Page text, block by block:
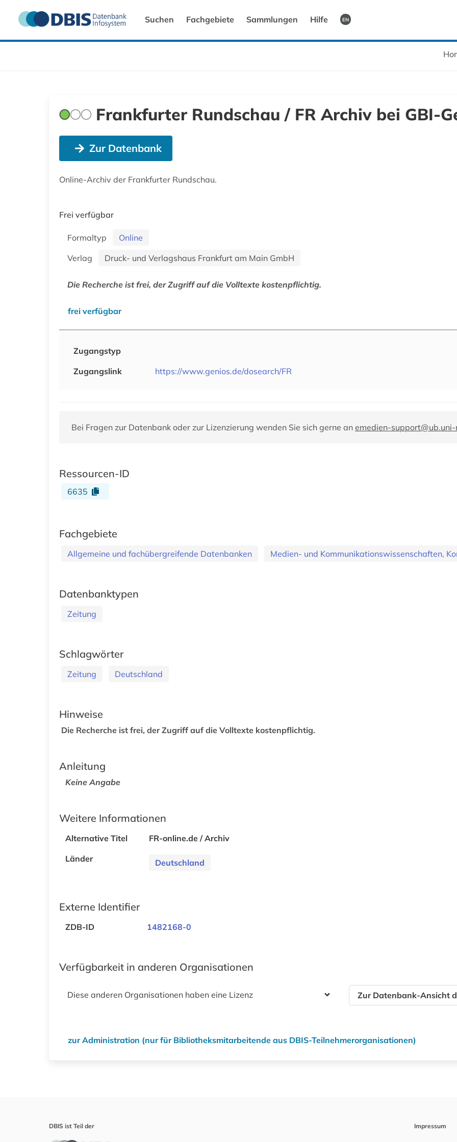
Suchen Fachgebiete Sammlungen Hilfe EN
Frankfurter Rundschau / FR Archiv bei GBI-
Zur Datenbank
Online-Archiv der Frankfurter Rundschau.
Frei verfügbar
Formaltyp
Online
Verlag
Druck- und Verlagshaus Frankfurt am Main GmbH
Die Recherche ist frei, der Zugriff auf die Volltexte kostenpflichtig.
frei verfügbar
Zugangstyp
Zugangslink
https://www.genios.de/dosearch/FR
Bei Fragen zur Datenbank oder zur Lizenzierung wenden Sie sich gerne an emedien-support@ub.uni-
Ressourcen-ID
6635
Fachgebiete
Allgemeine und fachübergreifende Datenbanken Medien- und Kommunikationswissenschaften,
Datenbanktypen
Zeitung
Schlagwörter
Zeitung Deutschland
Hinweise
Die Recherche ist frei, der Zugriff auf die Volltexte kostenpflichtig.
Anleitung
Keine Angabe
Weitere Informationen
Alternative Titel
FR-online.de / Archiv
Länder
Deutschland
Externe Identifier
ZDB-ID 1482168-0
Verfügbarkeit in anderen Organisationen
Diese anderen Organisationen haben eine Lizenz Zur Datenbank-Ansicht
zur Administration (nur für Bibliotheksmitarbeitende aus DBIS-Teilnehmerorganisationen)
DBIS ist Teil der Impressum